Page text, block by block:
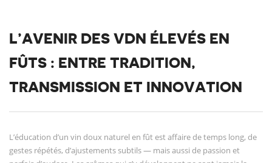
L’AVENIR DES VDN ÉLEVÉS EN
FÛTS : ENTRE TRADITION,
TRANSMISSION ET INNOVATION
L’éducation d’un vin doux naturel en fût est affaire de temps long, de
gestes répétés, d’ajustements subtils — mais aussi de passion et